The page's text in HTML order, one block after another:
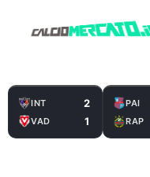
INT 2
VAD 1
PAI
RAP